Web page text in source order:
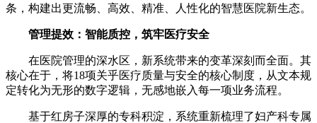
条，构建出更流畅、高效、精准、人性化的智慧医院新生态。
管理提效：智能质控，筑牢医疗安全
在医院管理的深水区，新系统带来的变革深刻而全面。其
核心在于，将18项关乎医疗质量与安全的核心制度，从文本规
定转化为无形的数字逻辑，无感地嵌入每一项业务流程。
基于红房子深厚的专科积淀，系统重新梳理了妇产科专属